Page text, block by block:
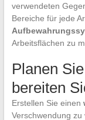
verwendeten
Bereiche für jede
Arbeitsflächen zu
Planen
bereiten
Erstellen Sie einen
Verschwendung